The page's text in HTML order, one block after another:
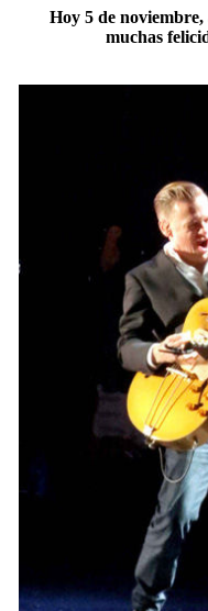
Hoy 5 de noviembre,
muchas